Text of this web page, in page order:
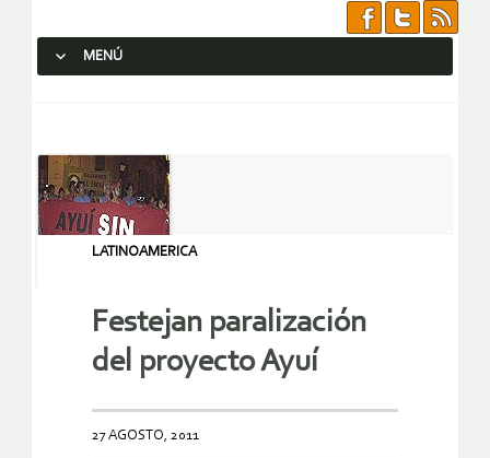
MENÚ
LATINOAMERICA
Festejan paralización
del proyecto Ayuí
27 AGOSTO, 2011